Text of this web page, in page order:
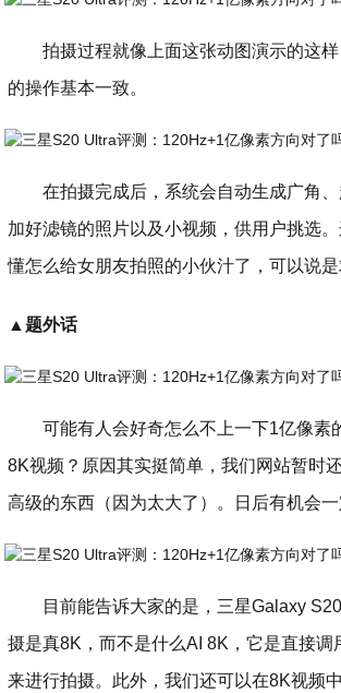
拍摄过程就像上面这张动图演示的这样
的操作基本一致。
在拍摄完成后，系统会自动生成广角、
加好滤镜的照片以及小视频，供用户挑选
懂怎么给女朋友拍照的小伙汁了，可以说是
▲题外话
可能有人会好奇怎么不上一下1亿像素
8K视频？原因其实挺简单，我们网站暂时
高级的东西（因为太大了）。日后有机会一
目前能告诉大家的是，三星Galaxy S20
摄是真8K，而不是什么AI 8K，它是直接调
来进行拍摄。此外，我们还可以在8K视频